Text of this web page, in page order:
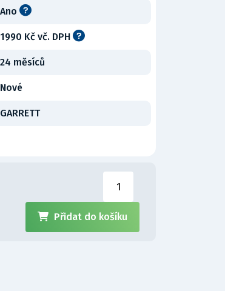
Ano
1990 Kč vč. DPH
24 měsíců
Nové
GARRETT
Přidat do košíku